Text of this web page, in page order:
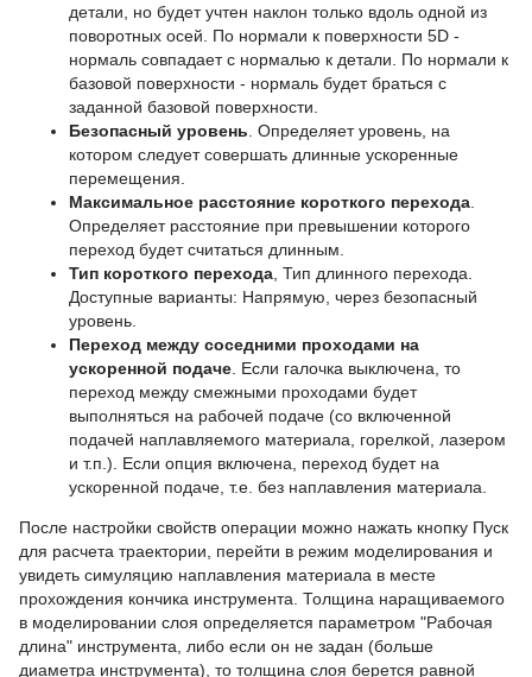
детали, но будет учтен наклон только вдоль одной из
поворотных осей. По нормали к поверхности 5D -
нормаль совпадает с нормалью к детали. По нормали к
базовой поверхности - нормаль будет браться с
заданной базовой поверхности.
Безопасный уровень . Определяет уровень, на
котором следует совершать длинные ускоренные
перемещения.
Максимальное расстояние короткого перехода
Определяет расстояние при превышении которого
переход будет считаться длинным.
Тип короткого перехода , Тип длинного перехода.
Доступные варианты: Напрямую, через безопасный
уровень.
Переход между соседними проходами на
ускоренной подаче . Если галочка выключена, то
переход между смежными проходами будет
выполняться на рабочей подаче (со включенной
подачей наплавляемого материала, горелкой, лазером
и т.п.). Если опция включена, переход будет на
ускоренной подаче, т.е. без наплавления материала.
После настройки свойств операции можно нажать кнопку Пуск
для расчета траектории, перейти в режим моделирования и
увидеть симуляцию наплавления материала в месте
прохождения кончика инструмента. Толщина наращиваемого
в моделировании слоя определяется параметром "Рабочая
длина" инструмента, либо если он не задан (больше
диаметра инструмента), то толщина слоя берется равной